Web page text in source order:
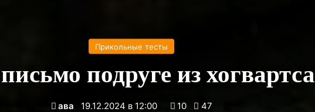
Прикольные тесты
подруге из хогвартса
ава 19.12.2024 в 12:00 10 47